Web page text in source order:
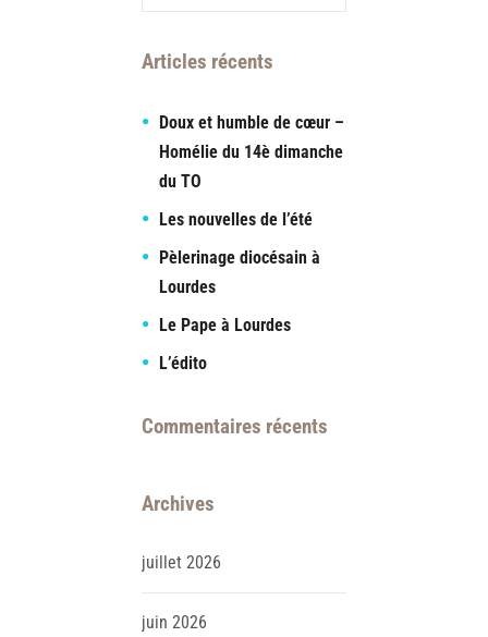
Articles récents
Doux et humble de cœur –
Homélie du 14è dimanche
du TO
Les nouvelles de l’été
Pèlerinage diocésain à
Lourdes
Le Pape à Lourdes
L’édito
Commentaires récents
Archives
juillet 2026
juin 2026